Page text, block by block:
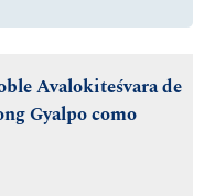
Avalokiteśvara de
Gyalpo como